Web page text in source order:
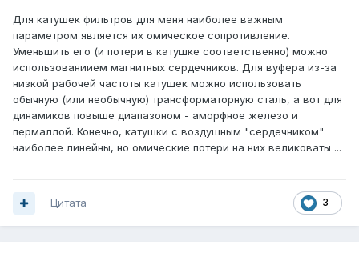
Для катушек фильтров для меня наиболее важным
параметром является их омическое сопротивление.
Уменьшить его (и потери в катушке соответственно) можно
использованиием магнитных сердечников. Для вуфера из-за
низкой рабочей частоты катушек можно использовать
обычную (или необычную) трансформаторную сталь, а вот для
динамиков повыше диапазоном - аморфное железо и
пермаллой. Конечно, катушки с воздушным "сердечником"
наиболее линейны, но омические потери на них великоваты ...
3
Цитата